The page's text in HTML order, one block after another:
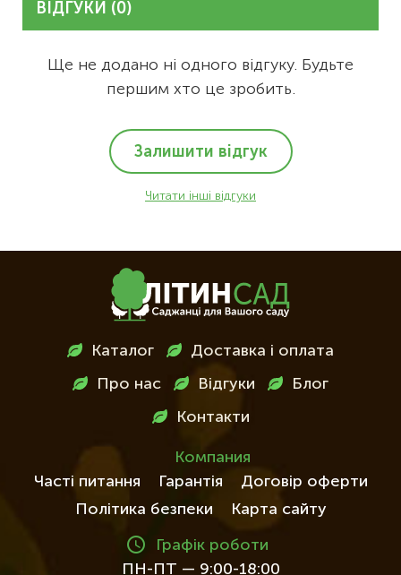
ВІДГУКИ (0)
Ще не додано ні одного відгуку. Будьте
першим хто це зробить.
Залишити відгук
Читати інші відгуки
Каталог Доставка і оплата
Про нас Відгуки Блог
Контакти
Компания
Часті питання
Гарантія
Договір оферти
Політика безпеки
Карта сайту
Графік роботи
ПН-ПТ — 9:00-18:00